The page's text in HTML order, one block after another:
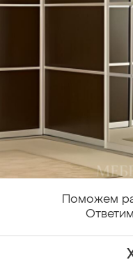
Поможем